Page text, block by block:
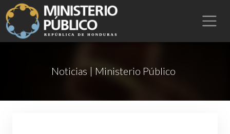
Noticias | Ministerio Público